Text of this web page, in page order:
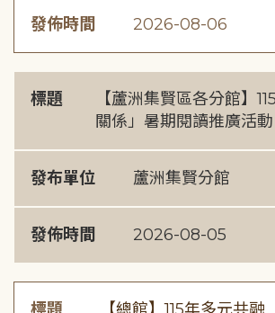
發佈時間 2026-08-06
標題
【蘆洲集賢區各分館】
關係」暑期閱讀推廣活動
發布單位 蘆洲集賢分館
發佈時間 2026-08-05